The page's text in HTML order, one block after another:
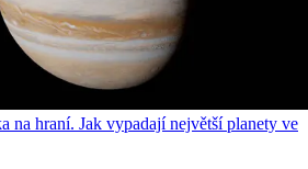
na hraní. Jak vypadají největší planety ve